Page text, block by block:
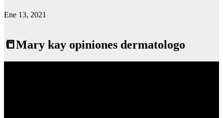
Ene 13, 2021
📒Mary kay opiniones dermatologo